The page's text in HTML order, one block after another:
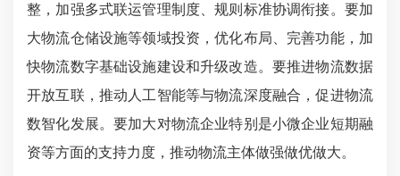
整，加强多式联运管理制度、规则标准协调衔接。要加
大物流仓储设施等领域投资，优化布局、完善功能，加
快物流数字基础设施建设和升级改造。要推进物流数据
开放互联，推动人工智能等与物流深度融合，促进物流
数智化发展。要加大对物流企业特别是小微企业短期融
资等方面的支持力度，推动物流主体做强做优做大。